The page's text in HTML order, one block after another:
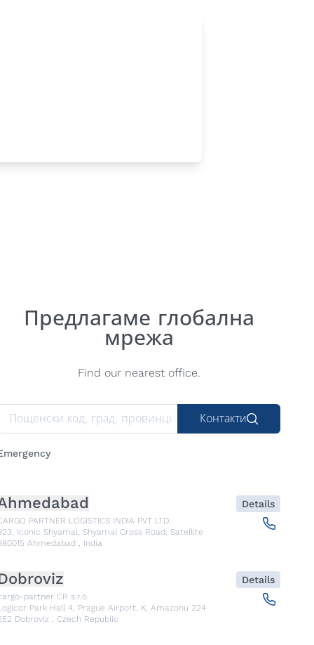
Предлагаме глобална
мрежа
Find our nearest office.
Контакти
PARTNER LOGISTICS INDIA PVT LTD.
Iconic Shyamal, Shyamal Cross Road, Satellite
Ahmedabad , India
Details
partner CR s.r.o.
Park Hall 4, Prague Airport, K, Amazonu 224
Dobroviz , Czech Republic
Details